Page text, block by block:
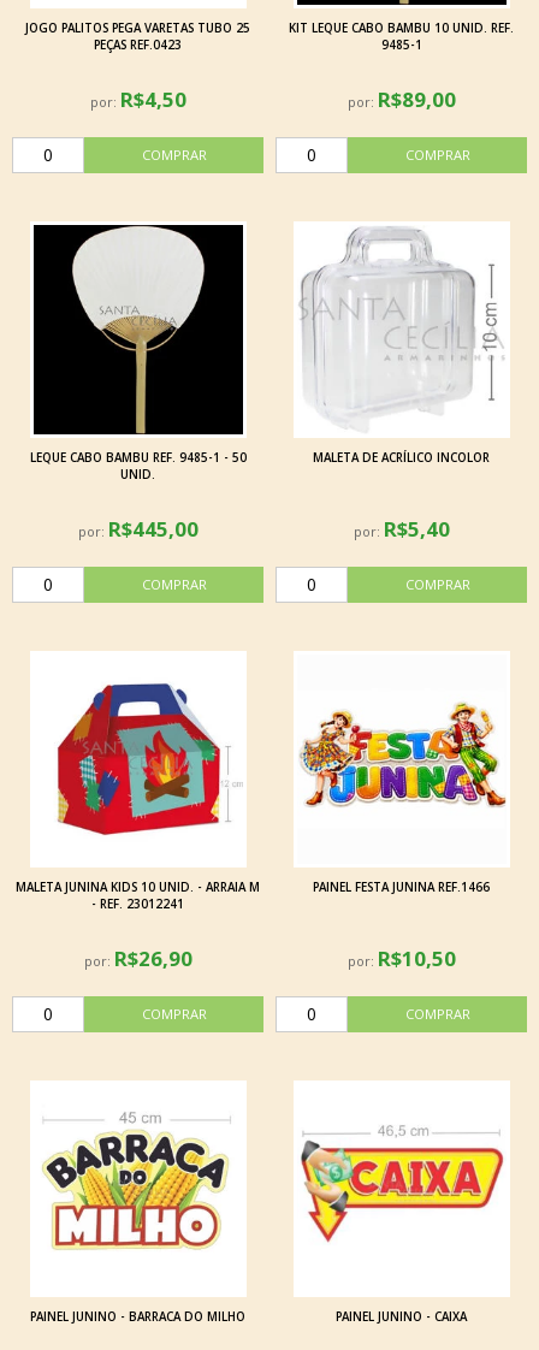
JOGO PALITOS PEGA VARETAS TUBO 25
PEÇAS REF.0423
por: R$4,50
KIT LEQUE CABO BAMBU 10 UNID. REF.
9485-1
por: R$89,00
LEQUE CABO BAMBU REF. 9485-1 - 50
UNID.
por: R$445,00
MALETA DE ACRÍLICO INCOLOR
por: R$5,40
MALETA JUNINA KIDS 10 UNID. - ARRAIA M
- REF. 23012241
por: R$26,90
PAINEL FESTA JUNINA REF.1466
por: R$10,50
PAINEL JUNINO - BARRACA DO MILHO PAINEL JUNINO - CAIXA